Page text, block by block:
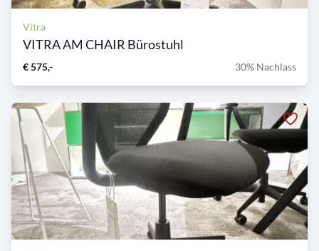
Vitra
VITRA AM CHAIR Bürostuhl
€ 575,- 30% Nachlass